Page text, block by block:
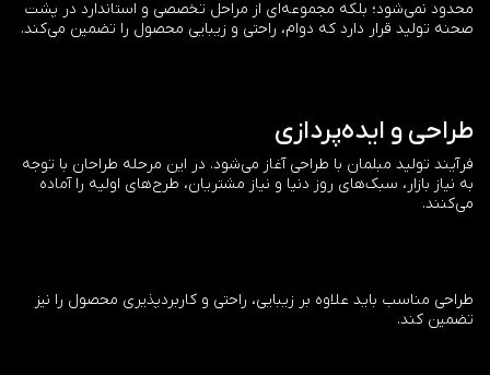
محدود نمی‌شود؛ بلکه مجموعه‌ای از مراحل تخصصی و استاندارد در پشت
صحنه تولید قرار دارد که دوام، راحتی و زیبایی محصول را تضمین می‌کند.
طراحی و ایده‌پردازی
فرآیند تولید مبلمان با طراحی آغاز می‌شود. در این مرحله طراحان با توجه
به نیاز بازار، سبک‌های روز دنیا و نیاز مشتریان، طرح‌های اولیه را آماده
می‌کنند.
طراحی مناسب باید علاوه بر زیبایی، راحتی و کاربردپذیری محصول را نیز
تضمین کند.